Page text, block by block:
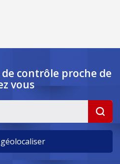
contrôle proche de
vous